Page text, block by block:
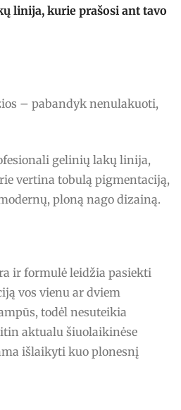
linija, kurie prašosi ant tavo
– pabandyk nenulakuoti,
gelinių lakų linija,
vertina tobulą pigmentaciją,
ploną nago dizainą.
ir formulė leidžia pasiekti
vos vienu ar dviem
todėl nesuteikia
aktualu šiuolaikinėse
išlaikyti kuo plonesnį